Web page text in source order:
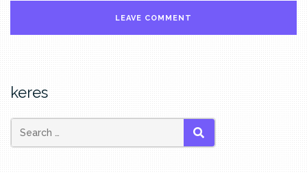
keres
SEARCH